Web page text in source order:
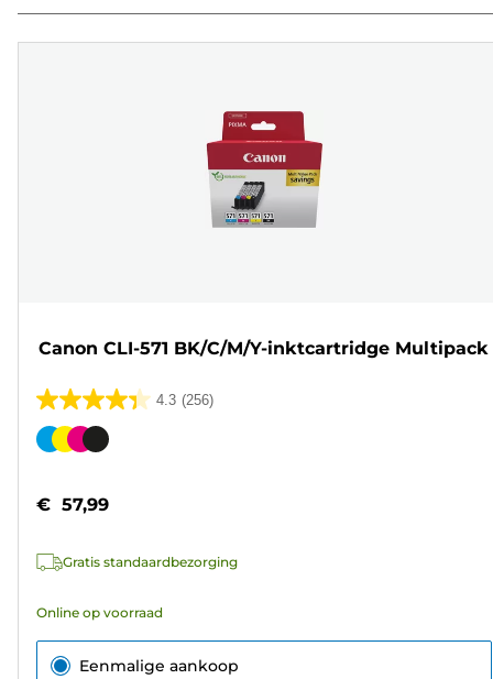
Canon CLI-571 BK/C/M/Y-inktcartridge Multipack
4.3 (256)
4.3
van
sterren.
beoordelingen
Kleurencartridge
€ 57,99
Gratis standaardbezorging
Online op voorraad
Eenmalige aankoop